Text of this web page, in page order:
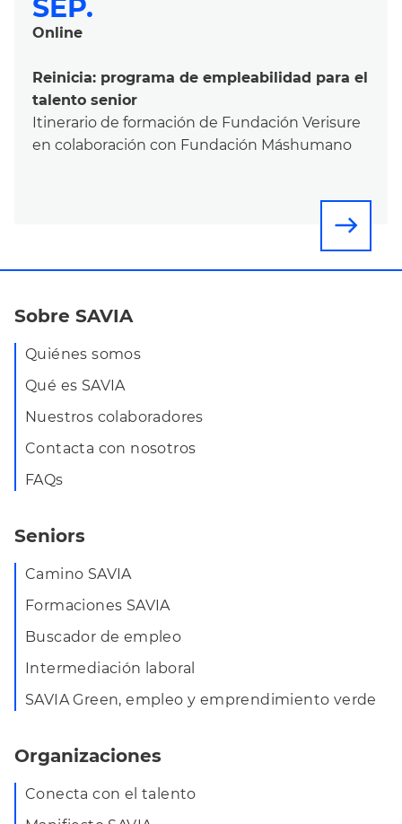
SEP.
Online
Reinicia: programa de empleabilidad para el
talento senior
Itinerario de formación de Fundación Verisure
en colaboración con Fundación Máshumano
east
Sobre SAVIA
Quiénes somos
Qué es SAVIA
Nuestros colaboradores
Contacta con nosotros
FAQs
Seniors
Camino SAVIA
Formaciones SAVIA
Buscador de empleo
Intermediación laboral
SAVIA Green, empleo y emprendimiento verde
Organizaciones
Conecta con el talento